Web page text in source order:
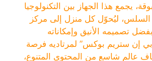
يجمع هذا الجهاز بين التكنولوجيا
السلس، ليُحوّل كل منزل إلى مركز
تصميمه الأنيق وإمكاناته
إن ستريم بوكس” لمرتاديه فرصة
عالمٍ شاسع من المحتوى المتنوع،